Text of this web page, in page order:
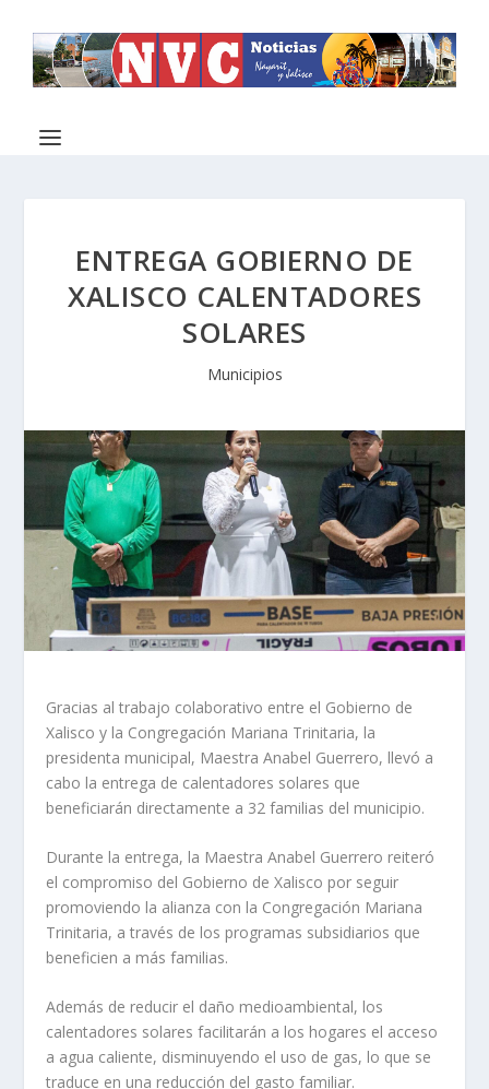
ENTREGA GOBIERNO DE
XALISCO CALENTADORES
SOLARES
Municipios
Gracias al trabajo colaborativo entre el Gobierno de
Xalisco y la Congregación Mariana Trinitaria, la
presidenta municipal, Maestra Anabel Guerrero, llevó a
cabo la entrega de calentadores solares que
beneficiarán directamente a 32 familias del municipio.
Durante la entrega, la Maestra Anabel Guerrero reiteró
el compromiso del Gobierno de Xalisco por seguir
promoviendo la alianza con la Congregación Mariana
Trinitaria, a través de los programas subsidiarios que
beneficien a más familias.
Además de reducir el daño medioambiental, los
calentadores solares facilitarán a los hogares el acceso
a agua caliente, disminuyendo el uso de gas, lo que se
traduce en una reducción del gasto familiar.